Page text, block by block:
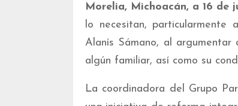
Morelia, Michoacán, a 16 de
lo necesitan,
Alanís Sámano, al
algún familiar, así como su
La coordinadora del Grupo